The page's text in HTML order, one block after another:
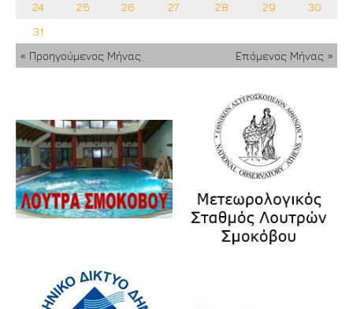
24 25 26 27 28 29
30
31
« Προηγούμενος Μήνας
Επόμενος Μήνας »